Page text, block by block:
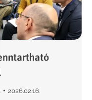
2026.02.16.